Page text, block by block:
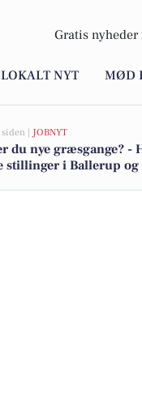
Gratis nyheder
LOKALT NYT MØD
| JOBNYT
du nye græsgange? -
stillinger i Ballerup og